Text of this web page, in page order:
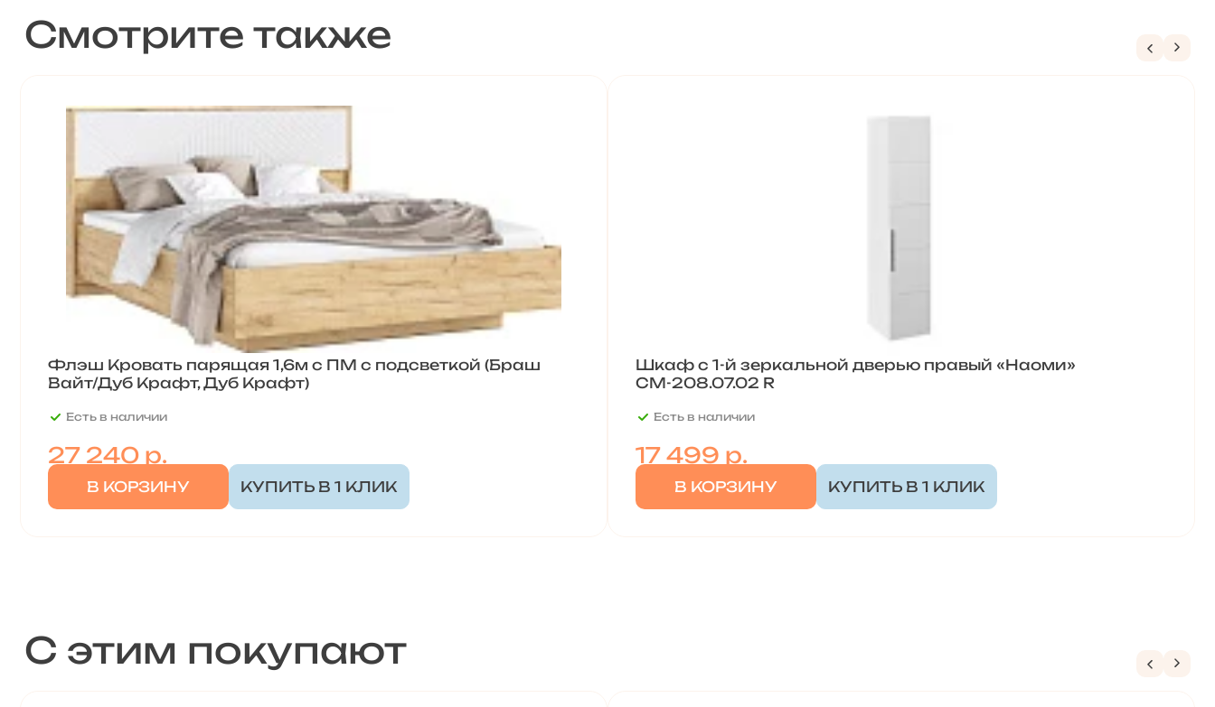
Смотрите также
Флэш Кровать парящая 1,6м с ПМ с подсветкой (Браш
Вайт/Дуб Крафт, Дуб Крафт)
Есть в наличии
27 240р.
В КОРЗИНУ КУПИТЬ В 1 КЛИК
Шкаф с 1-й зеркальной дверью правый «Наоми»
СМ-208.07.02 R
Есть в наличии
17 499 р.
В КОРЗИНУ КУПИТЬ В 1 КЛИК
С этим покупают